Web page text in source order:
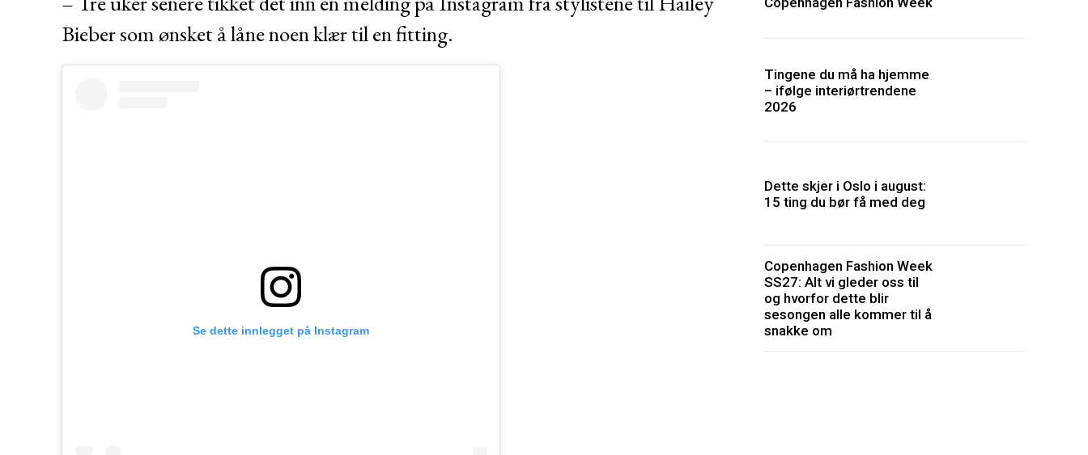
Bieber som ønsket å låne noen klær til en fitting.
Se dette innlegget på Instagram
Tingene du må ha hjemme
– ifølge interiørtrendene
2026
Dette skjer i Oslo i august:
15 ting du bør få med deg
Copenhagen Fashion Week
SS27: Alt vi gleder oss til
og hvorfor dette blir
sesongen alle kommer til å
snakke om